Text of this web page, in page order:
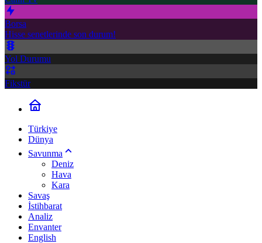
Borsa
Hisse senetlerinde son durum!
Yol Durumu
Fikstür
Türkiye
Dünya
Savunma
Deniz
Hava
Kara
Savaş
İstihbarat
Analiz
Envanter
English